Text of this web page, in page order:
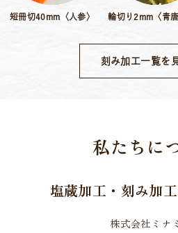
輪切り2mm〈青唐辛子〉 福神切り
刻み加工一覧を
私たちに
塩蔵加工・刻み加
株式会社ミナ